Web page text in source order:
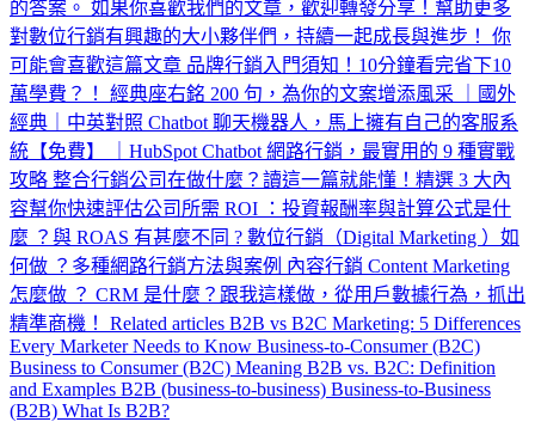
的答案。 如果你喜歡我們的文章，歡迎轉發分享！幫助更多
對數位行銷有興趣的大小夥伴們，持續一起成長與進步！ 你
可能會喜歡這篇文章 品牌行銷入門須知！10分鐘看完省下10
萬學費？！ 經典座右銘 200 句，為你的文案增添風采 ｜國外
經典｜中英對照 Chatbot 聊天機器人，馬上擁有自己的客服系
統【免費】 ｜HubSpot Chatbot 網路行銷，最實用的 9 種實戰
攻略 整合行銷公司在做什麼？讀這一篇就能懂！精選 3 大內
容幫你快速評估公司所需 ROI ：投資報酬率與計算公式是什
麼 ？與 ROAS 有甚麼不同 ? 數位行銷（Digital Marketing ）如
何做 ？多種網路行銷方法與案例 內容行銷 Content Marketing
怎麼做 ？ CRM 是什麼？跟我這樣做，從用戶數據行為，抓出
精準商機！ Related articles B2B vs B2C Marketing: 5 Differences
Every Marketer Needs to Know Business-to-Consumer (B2C)
Business to Consumer (B2C) Meaning B2B vs. B2C: Definition
and Examples B2B (business-to-business) Business-to-Business
(B2B) What Is B2B?